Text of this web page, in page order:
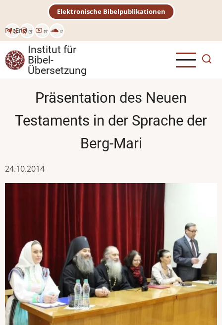
Inhalt
РусEng
Elektronische Bibelpublikationen
Institut für
Bibel-
Übersetzung
Präsentation des Neuen
Testaments in der Sprache der
Berg-Mari
24.10.2014